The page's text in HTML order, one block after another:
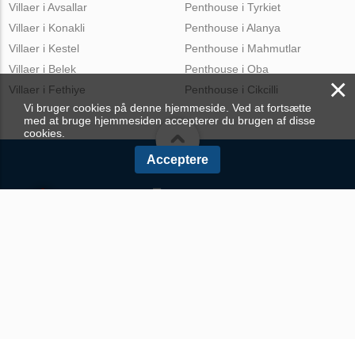
Villaer i Avsallar
Villaer i Konakli
Villaer i Kestel
Villaer i Belek
Villaer i Fethiye
Penthouse i Tyrkiet
Penthouse i Alanya
Penthouse i Mahmutlar
Penthouse i Oba
Penthouse i Cikcilli
×
Vi bruger cookies på denne hjemmeside. Ved at fortsætte
med at bruge hjemmesiden accepterer du brugen af disse
cookies.
Acceptere